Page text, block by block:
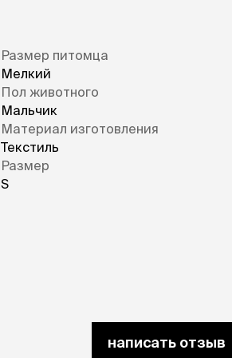
Размер питомца
Мелкий
Пол животного
Мальчик
Материал изготовления
Текстиль
Размер
S
написать отзыв